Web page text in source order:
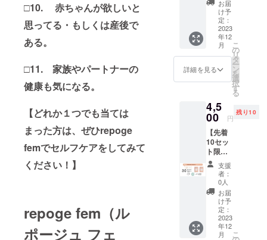
□10. 赤ちゃんが欲しいと
思ってる・もしくは産後で
ある。
□11. 家族やパートナーの
健康も気になる。
【どれか１つでも当ては
まった方は、ぜひrepoge
femでセルフケアをしてみて
ください！】
repoge fem（ル
ポージュ フェ
テック ) から
す。
女性の心身
に優しく、
出来るだけ
成分を大切
にした商品
を女性目線
で開発して
います。
私たちは美
容という女
性が多く関
わる業界に
携わる企業
5,720円
⇒4,290
円（送
料・税
み）】
【CAM
PFIRE
FOR
MEのお
得な2本
セット
です。
OIL
FOR
MEはヘ
アもボ
ディも
これ1本
でケア
できる
マルチ
お届
け予
定：
2023
年12
月
詳細を見る
こ
の
リ
タ
ー
ン
を
選
択
す
る
4,5
00 円
残り10
【先着
10セッ
ト限
定】早
割
30%OF
F!!【通
常価格
6,480円
⇒4,500
円（送
料・税
支援
者：
0人
お届
け予
定：
2023
年12
月
こ